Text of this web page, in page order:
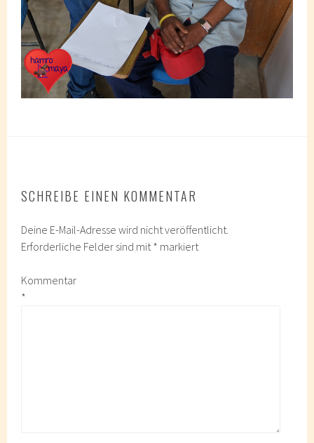
SCHREIBE EINEN KOMMENTAR
Deine E-Mail-Adresse wird nicht veröffentlicht.
Erforderliche Felder sind mit* markiert
Kommentar
*